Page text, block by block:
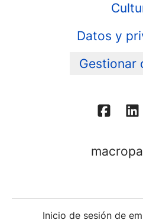
Datos y
Gestionar
Inicio de sesión de